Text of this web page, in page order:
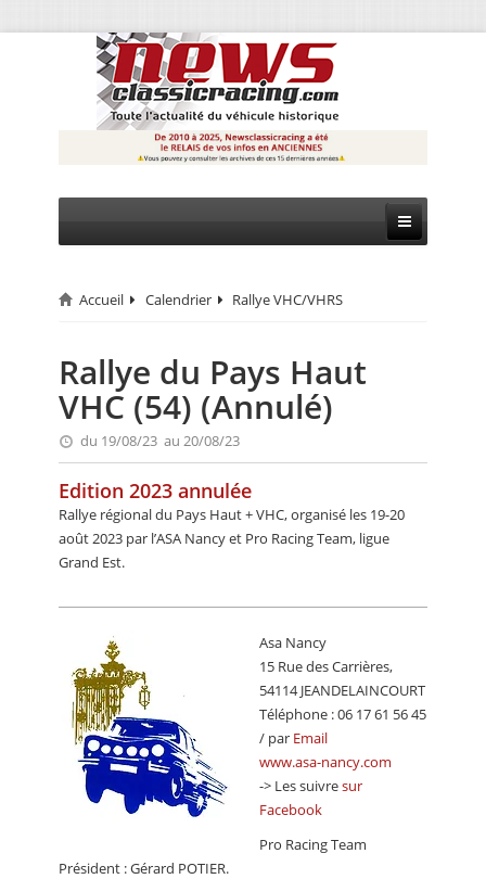
CIRCUIT
RALLYE
MONTAGNE
EVÈNEMENTS
CALENDRIER
FOCUS
PETITES ANNONCES
Accueil Calendrier Rallye VHC/VHRS
Rallye du Pays Haut
VHC (54) (Annulé)
du 19/08/23 au 20/08/23
Edition 2023 annulée
Rallye régional du Pays Haut + VHC, organisé les 19-20
août 2023 par l’ASA Nancy et Pro Racing Team, ligue
Grand Est.
Asa Nancy
15 Rue des Carrières,
54114 JEANDELAINCOURT
Téléphone : 06 17 61 56 45
/ par Email
www.asa-nancy.com
-> Les suivresur
Facebook
Pro Racing Team
Président : Gérard POTIER.